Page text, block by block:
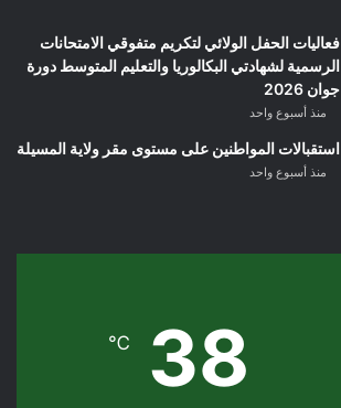
فعاليات الحفل الولائي لتكريم متفوقي الامتحانات
الرسمية لشهادتي البكالوريا والتعليم المتوسط دورة
جوان 2026
منذ أسبوع واحد
استقبالات المواطنين على مستوى مقر ولاية المسيلة
منذ أسبوع واحد
38
℃